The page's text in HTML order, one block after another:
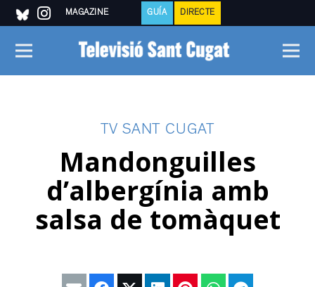
MAGAZINE GUÍA DIRECTE
TV SANT CUGAT
Mandonguilles
d’albergínia amb
salsa de tomàquet